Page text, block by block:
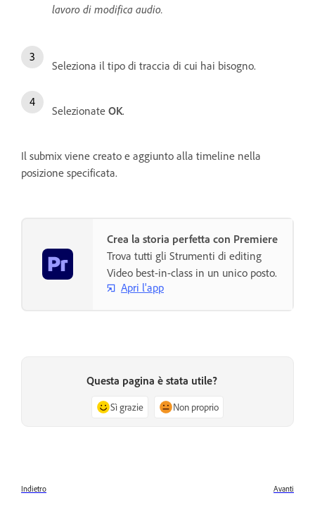
lavoro di modifica audio.
Seleziona il tipo di traccia di cui hai bisogno.
Selezionate OK.
Il submix viene creato e aggiunto alla timeline nella
posizione specificata.
Crea la storia perfetta con Premiere
Trova tutti gli Strumenti di editing
Video best-in-class in un unico posto.
Apri l'app
Questa pagina è stata utile?
Sì grazie Non proprio
Indietro Avanti